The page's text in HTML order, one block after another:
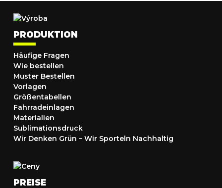
PRODUKTION
Häufige Fragen
Wie bestellen
Muster Bestellen
Vorlagen
Größentabellen
Fahrradeinlagen
Materialien
Sublimationsdruck
Wir Denken Grün – Wir Sporteln Nachhaltig
PREISE